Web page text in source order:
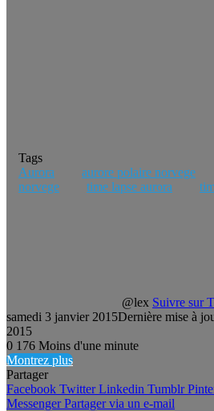
Tags
Aurora
aurore polaire norvege
norvege
time lapse aurora
@lex Suivre sur
samedi 3 janvier 2015Dernière mise à
2015
0 176 Moins d'une minute
Montrez plus
Partager
Facebook Twitter Linkedin Tumblr
Messenger Partager via un e-mail